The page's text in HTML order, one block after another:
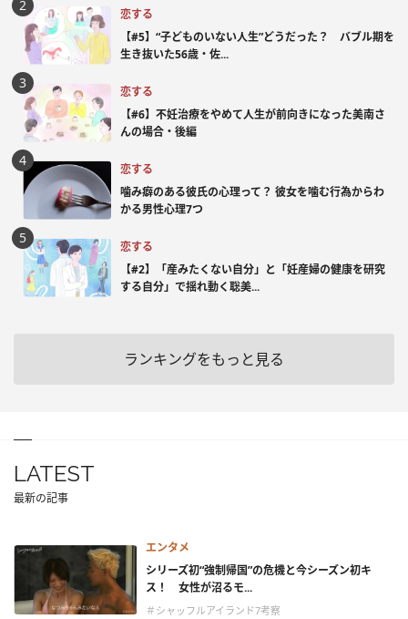
恋する
【#5】“子どものいない人生”どうだった？ バブル期を
生き抜いた56歳・佐...
恋する
【#6】不妊治療をやめて人生が前向きになった美南さ
んの場合・後編
恋する
噛み癖のある彼氏の心理って？ 彼女を噛む行為からわ
かる男性心理7つ
恋する
【#2】「産みたくない自分」と「妊産婦の健康を研究
する自分」で揺れ動く聡美...
ランキングをもっと見る
LATEST
最新の記事
エンタメ
シリーズ初“強制帰国”の危機と今シーズン初キ
ス！ 女性が沼るモ...
＃シャッフルアイランド7考察